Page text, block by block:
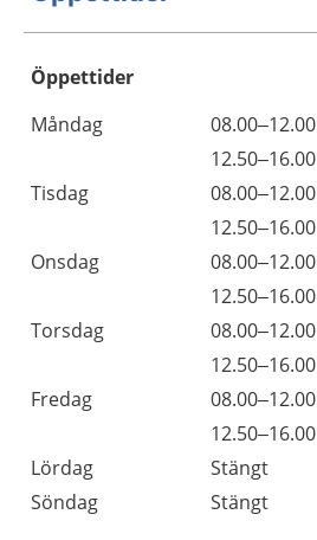
Öppettider
Dag
Öppettider
Kommentarer
Måndag
08.00–12.00
12.50–16.00
Tisdag
08.00–12.00
12.50–16.00
Onsdag
08.00–12.00
12.50–16.00
Torsdag
08.00–12.00
12.50–16.00
Fredag
08.00–12.00
12.50–16.00
Lördag
Stängt
Söndag
Stängt